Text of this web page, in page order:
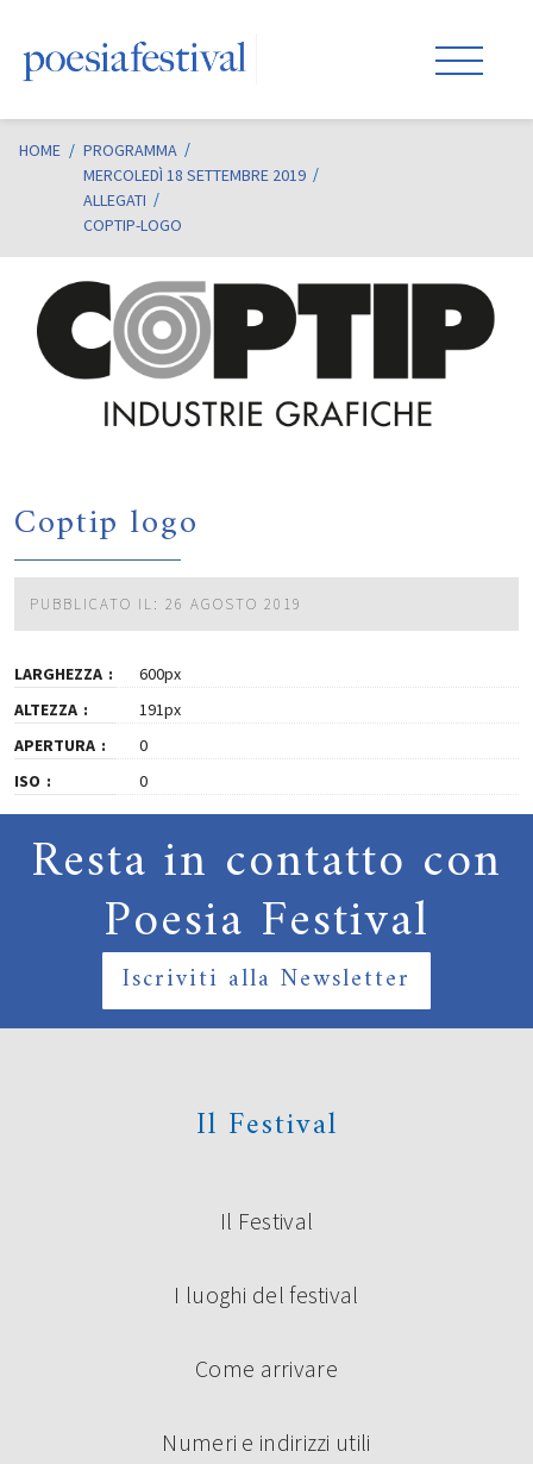
HOME / PROGRAMMA
MERCOLEDÌ 18 SETTEMBRE 2019
ALLEGATI
COPTIP-LOGO
Coptip logo
PUBBLICATO IL: 26 AGOSTO 2019
LARGHEZZA
600px
ALTEZZA
191px
APERTURA
0
ISO
0
Resta in contatto con
Poesia Festival
Iscriviti alla Newsletter
Il Festival
Il Festival
I luoghi del festival
Come arrivare
Numeri e indirizzi utili